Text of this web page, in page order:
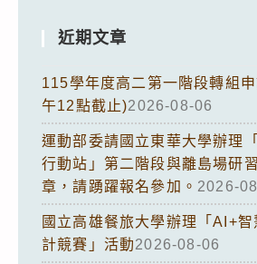
近期文章
115學年度高二第一階段轉組
午12點截止)2026-08-06
運動部委請國立東華大學辦理
行動站」第二階段與離島場研
章，請踴躍報名參加。 2026-
國立高雄餐旅大學辦理「AI+
計競賽」活動2026-08-06